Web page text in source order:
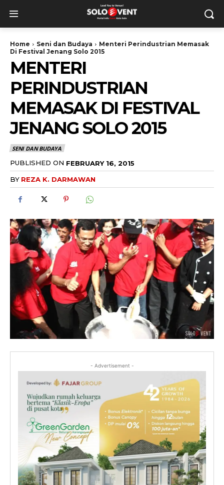
Home Seni dan Budaya
Menteri Perindustrian Memasak
Di Festival Jenang Solo 2015
MENTERI
PERINDUSTRIAN
MEMASAK DI FESTIVAL
JENANG SOLO 2015
SENI DAN BUDAYA
PUBLISHED ON FEBRUARY 16, 2015
BY REZA K. DARMAWAN
- Advertisement -